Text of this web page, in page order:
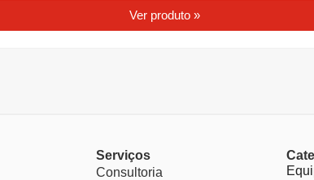
Ver produto »
Serviços
Consultoria